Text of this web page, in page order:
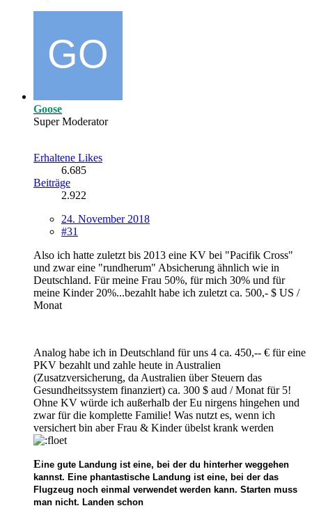
Goose
Super Moderator
Erhaltene Likes
6.685
Beiträge
2.922
24. November 2018
#31
Also ich hatte zuletzt bis 2013 eine KV bei "Pacifik Cross"
und zwar eine "rundherum" Absicherung ähnlich wie in
Deutschland. Für meine Frau 50%, für mich 30% und für
meine Kinder 20%...bezahlt habe ich zuletzt ca. 500,- $ US /
Monat
Analog habe ich in Deutschland für uns 4 ca. 450,-- € für eine
PKV bezahlt und zahle heute in Australien
(Zusatzversicherung, da Australien über Steuern das
Gesundheitssystem finanziert) ca. 300 $ aud / Monat für 5!
Ohne KV würde ich außerhalb der Eu nirgens hingehen und
zwar für die komplette Familie! Was nutzt es, wenn ich
versichert bin aber Frau & Kinder übelst krank werden
Eine gute Landung ist eine, bei der du hinterher weggehen
kannst. Eine phantastische Landung ist eine, bei der das
Flugzeug noch einmal verwendet werden kann. Starten muss
man nicht. Landen schon